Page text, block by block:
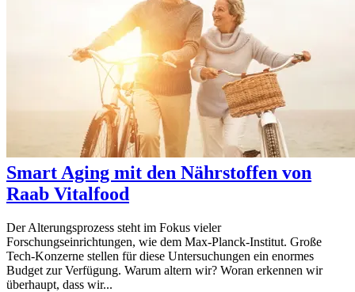
Smart Aging mit den Nährstoffen von
Raab Vitalfood
Der Alterungsprozess steht im Fokus vieler
Forschungseinrichtungen, wie dem Max-Planck-Institut. Große
Tech-Konzerne stellen für diese Untersuchungen ein enormes
Budget zur Verfügung. Warum altern wir? Woran erkennen wir
überhaupt, dass wir...